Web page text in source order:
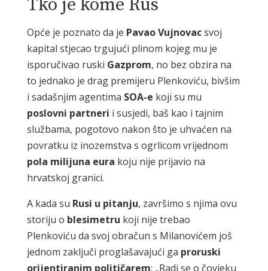
Tko je kome Rus
Opće je poznato da je PavaoVujnovacsvoj
kapital stjecao trgujući plinom kojeg mu je
isporučivao ruski Gazprom, no bez obzira na
to jednako je drag premijeru Plenkoviću, bivšim
i sadašnjim agentima SOA-e koji su mu
poslovni partneri i susjedi, baš kao i tajnim
službama, pogotovo nakon što je uhvaćen na
povratku iz inozemstva s ogrlicom vrijednom
pola milijuna eura koju nije prijavio na
hrvatskoj granici.
A kada su Rusi u pitanju, završimo s njima ovu
storiju o blesimetru koji nije trebao
Plenkoviću da svoj obračun s Milanovićem još
jednom zaključi proglašavajući ga proruski
orijentiranim političarem: „Radi se o čovjeku